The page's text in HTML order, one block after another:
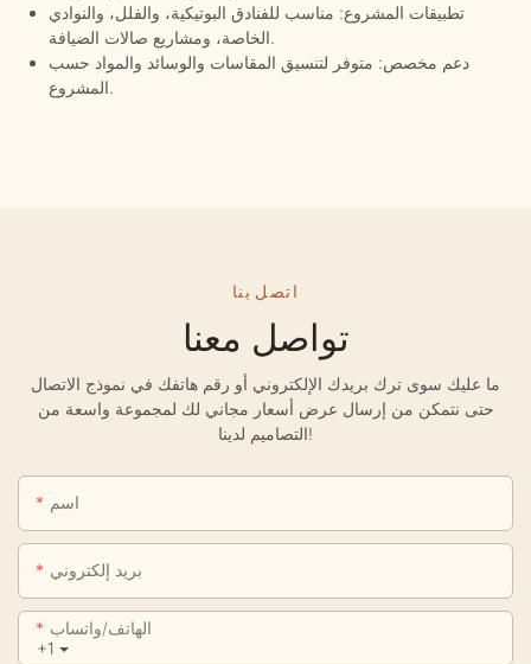
تطبيقات المشروع: مناسب للفنادق البوتيكية، والفلل، والنوادي
الخاصة، ومشاريع صالات الضيافة.
دعم مخصص: متوفر لتنسيق المقاسات والوسائد والمواد حسب
المشروع.
اتصل بنا
تواصل معنا
ما عليك سوى ترك بريدك الإلكتروني أو رقم هاتفك في نموذج الاتصال
حتى نتمكن من إرسال عرض أسعار مجاني لك لمجموعة واسعة من
التصاميم لدينا!
اسم
بريد إلكتروني
+1
الهاتف/واتساب